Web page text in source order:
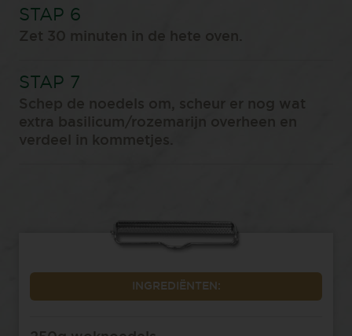
Zet 30 minuten in de hete oven.⁠
️Schep de noedels om, scheur er nog wat
extra basilicum/rozemarijn overheen en
verdeel in kommetjes.⁠
INGREDIËNTEN: